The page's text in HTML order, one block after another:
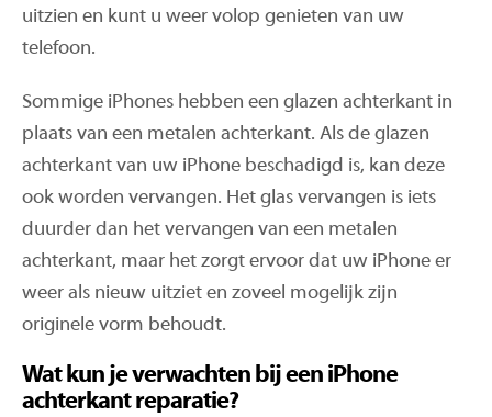
uitzien en kunt u weer volop genieten van uw
telefoon.
Sommige iPhones hebben een glazen achterkant in
plaats van een metalen achterkant. Als de glazen
achterkant van uw iPhone beschadigd is, kan deze
ook worden vervangen. Het glas vervangen is iets
duurder dan het vervangen van een metalen
achterkant, maar het zorgt ervoor dat uw iPhone er
weer als nieuw uitziet en zoveel mogelijk zijn
originele vorm behoudt.
Wat kun je verwachten bij een iPhone
achterkant reparatie?